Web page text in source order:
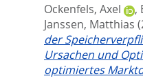
Ockenfels, Axel ,
Janssen, Matthias
der
Ursachen und
optimiertes